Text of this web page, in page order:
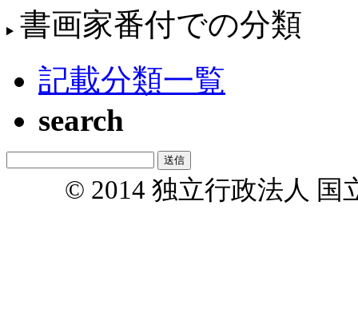
書画家番付での分類
記載分類一覧
search
© 2014 独立行政法人 国